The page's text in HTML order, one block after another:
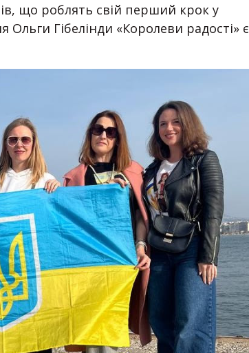
що роблять свій перший крок у
Гібелінди «Королеви радості» є